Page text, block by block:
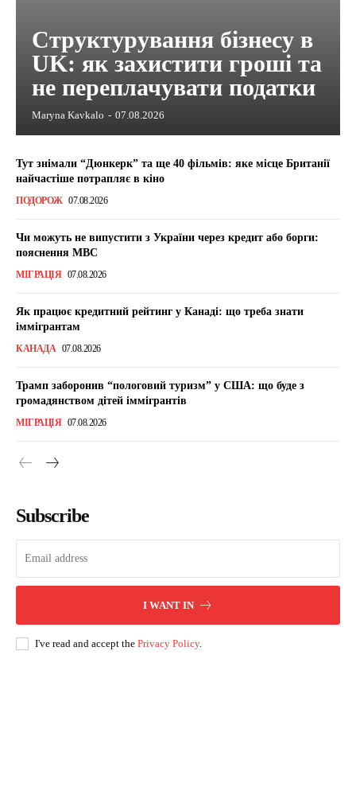
Структурування бізнесу в
UK: як захистити гроші та
не переплачувати податки
Maryna Kavkalo - 07.08.2026
Тут знімали “Дюнкерк” та ще 40 фільмів: яке місце Британії
найчастіше потрапляє в кіно
ПОДОРОЖ 07.08.2026
Чи можуть не випустити з України через кредит або борги:
пояснення МВС
МІГРАЦІЯ 07.08.2026
Як працює кредитний рейтинг у Канаді: що треба знати
іммігрантам
КАНАДА 07.08.2026
Трамп заборонив “пологовий туризм” у США: що буде з
громадянством дітей іммігрантів
МІГРАЦІЯ 07.08.2026
Subscribe
I WANT IN
I've read and accept the Privacy Policy.